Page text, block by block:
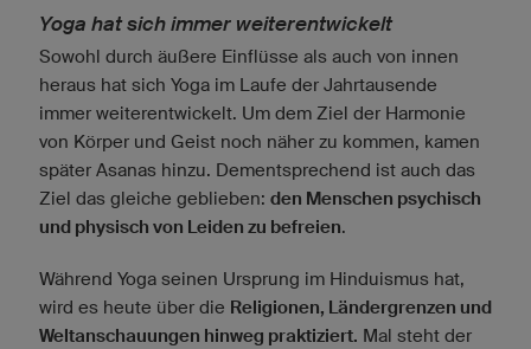
Yoga hat sich immer weiterentwickelt
Sowohl durch äußere Einflüsse als auch von innen
heraus hat sich Yoga im Laufe der Jahrtausende
immer weiterentwickelt. Um dem Ziel der Harmonie
von Körper und Geist noch näher zu kommen, kamen
später Asanas hinzu. Dementsprechend ist auch das
Ziel das gleiche geblieben: den Menschen psychisch
und physisch von Leiden zu befreien.
Während Yoga seinen Ursprung im Hinduismus hat,
wird es heute über die Religionen, Ländergrenzen und
Weltanschauungen hinweg praktiziert. Mal steht der